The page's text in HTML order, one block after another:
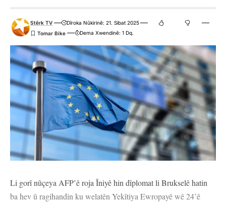
Stêrk TV
Dîroka Nûkirinê: 21. Sibat 2025
Dema Xwendinê: 1 Dq.
Li gorî nûçeya AFP’ê roja Îniyê hin dîplomat li Brukselê hatin
ba hev û ragihandin ku welatên Yekîtiya Ewropayê wê 24’ê